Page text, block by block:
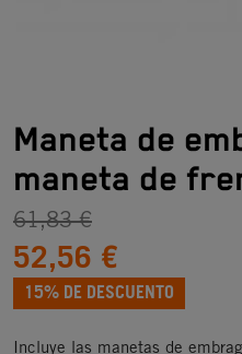
Maneta de
maneta de
61,83 €
52,56 €
15% DE DESCUENTO
Incluye las manetas de